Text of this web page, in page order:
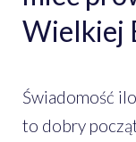
Wielkiej
Świadomość
to dobry